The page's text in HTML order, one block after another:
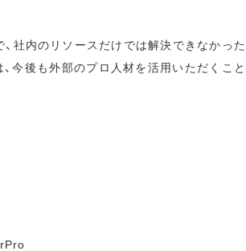
社内のリソースだけでは解決できなかった
今後も外部のプロ人材を活用いただくこと